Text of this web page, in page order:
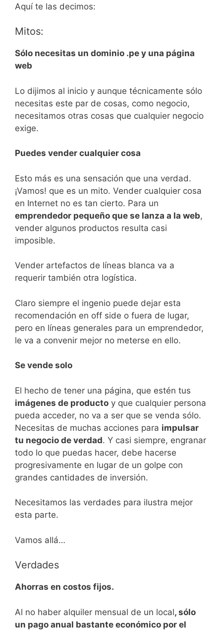
Aquí te las decimos:
Mitos:
Sólo necesitas un dominio .pe y una página
web
Lo dijimos al inicio y aunque técnicamente sólo
necesitas este par de cosas, como negocio,
necesitamos otras cosas que cualquier negocio
exige.
Puedes vender cualquier cosa
Esto más es una sensación que una verdad.
¡Vamos! que es un mito. Vender cualquier cosa
en Internet no es tan cierto. Para un
emprendedor pequeño que se lanza a la web,
vender algunos productos resulta casi
imposible.
Vender artefactos de líneas blanca va a
requerir también otra logística.
Claro siempre el ingenio puede dejar esta
recomendación en off side o fuera de lugar,
pero en líneas generales para un emprendedor,
le va a convenir mejor no meterse en ello.
Se vende solo
El hecho de tener una página, que estén tus
imágenes de producto y que cualquier persona
pueda acceder, no va a ser que se venda sólo.
Necesitas de muchas acciones para impulsar
tu negocio de verdad. Y casi siempre, engranar
todo lo que puedas hacer, debe hacerse
progresivamente en lugar de un golpe con
grandes cantidades de inversión.
Necesitamos las verdades para ilustra mejor
esta parte.
Vamos allá…
Verdades
Ahorras en costos fijos.
Al no haber alquiler mensual de un local, sólo
un pago anual bastante económico por el